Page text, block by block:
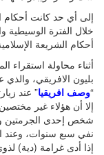
إلى أي حد كانت أحكام
خلال الفترة
أحكام الشريعة
أثناء محاولة استقراء
بليون الافريقي،
“وصف افريقيا” عند
إلا أن هؤلاء غير
شخص إحدى الجرمتين
نفي سبع سنوات، وعند
إذا أدى غرامة (دية) لذوي